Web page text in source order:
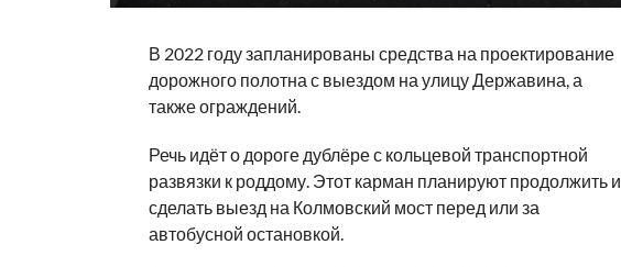
В 2022 году запланированы средства на проектирование
дорожного полотна с выездом на улицу Державина, а
также ограждений.
Речь идёт о дороге дублёре с кольцевой транспортной
развязки к роддому. Этот карман планируют продолжить и
сделать выезд на Колмовский мост перед или за
автобусной остановкой.